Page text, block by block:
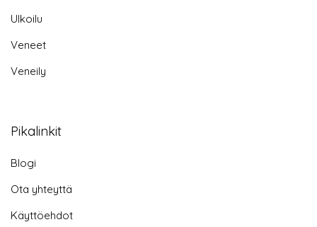
Ulkoilu
Veneet
Veneily
Pikalinkit
Blogi
Ota yhteyttä
Käyttöehdot